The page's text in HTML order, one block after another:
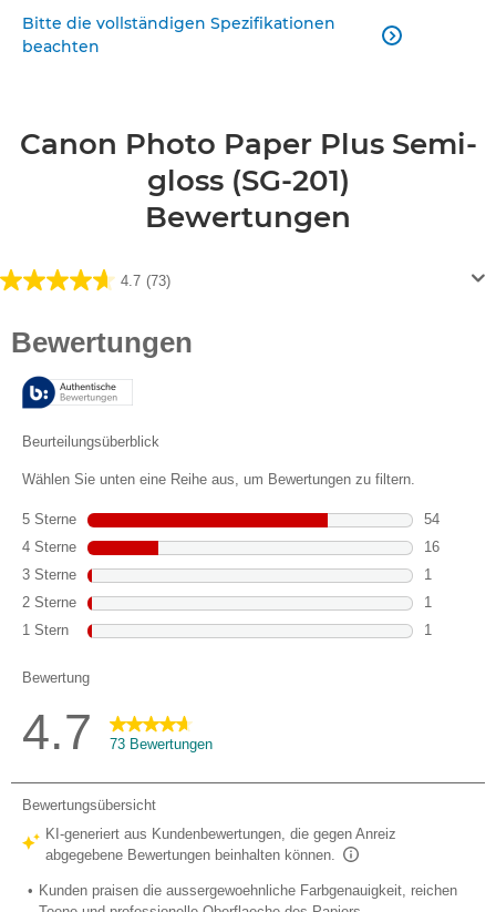
Bitte die vollständigen Spezifikationen
beachten

Canon Photo Paper Plus Semi-
gloss (SG-201)
Bewertungen
4.7 (73)
4.7
Sternen.
Bewertungen